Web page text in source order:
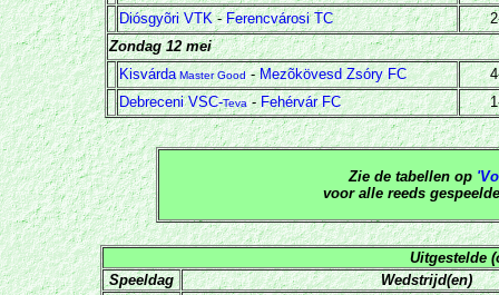
Diósgyõri VTK-Ferencvárosi TC
Zondag 12 mei
KisvárdaMaster Good-Mezõkövesd Zsóry FC
Debreceni VSC-Teva-Fehérvár FC
Zie de tabellen op
voor alle reeds
Uitgestelde
Speeldag
Wedstrijd(en)